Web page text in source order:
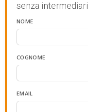
senza intermediari
NOME
COGNOME
EMAIL